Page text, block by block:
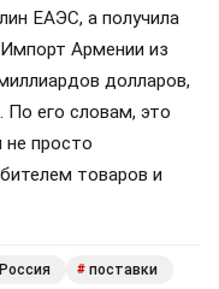
ЕАЭС, а получила
Армении из
долларов,
По его словам, это
не просто
товаров и
Россия # поставки